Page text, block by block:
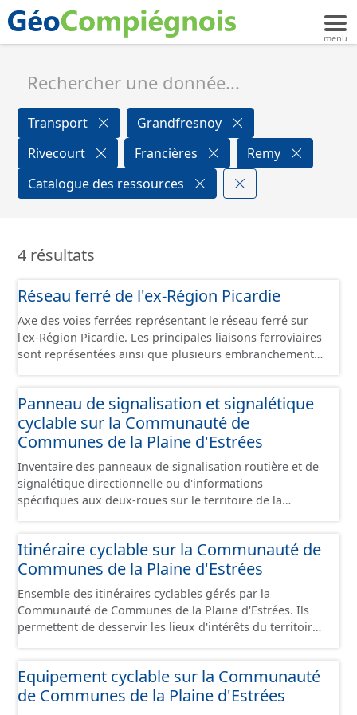
Transport
Grandfresnoy
Rivecourt
Francières
Remy
Catalogue des ressources
4 résultats
Réseau ferré de l'ex-Région Picardie
Axe des voies ferrées représentant le réseau ferré sur
l'ex-Région Picardie. Les principales liaisons ferroviaires
sont représentées ainsi que plusieurs embranchements
sont désaffectées mais sont toujours physiquement
présentes sur le terrain.
Panneau de signalisation et signalétique
cyclable sur la Communauté de
Communes de la Plaine d'Estrées
Inventaire des panneaux de signalisation routière et de
signalétique directionnelle ou d'informations
spécifiques aux deux-roues sur le territoire de la
en cours de réalisation. Cet inventaire est en cours, la
donnée n'est donc pas exhaustive.
Itinéraire cyclable sur la Communauté de
Communes de la Plaine d'Estrées
Ensemble des itinéraires cyclables gérés par la
Communauté de Communes de la Plaine d'Estrées. Ils
permettent de desservir les lieux d'intérêts du territoire
de bonnes conditions. Ils peuvent emprunter tout type
de voies sécurisées : voie verte, piste cyclable, voie à
Equipement cyclable sur la Communauté
de Communes de la Plaine d'Estrées